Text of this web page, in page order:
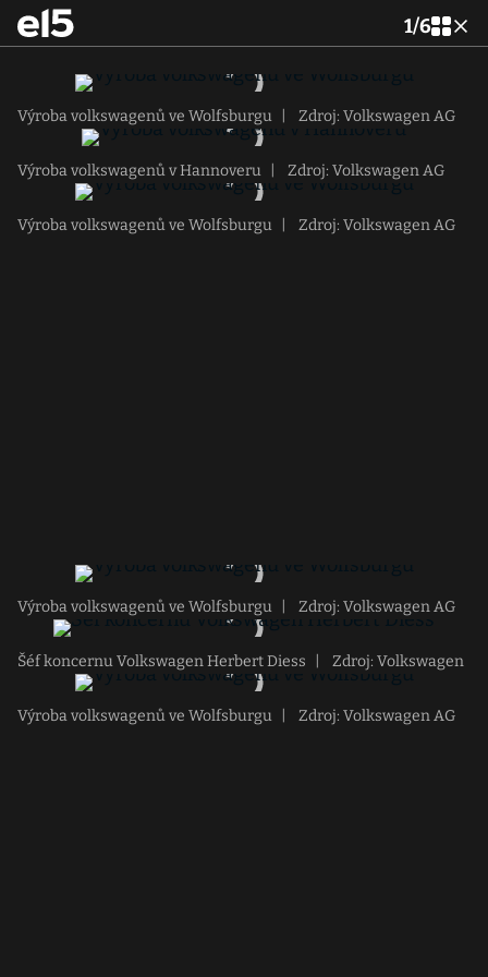
1/6
Výroba volkswagenů ve Wolfsburgu Zdroj: Volkswagen AG
Výroba volkswagenů v Hannoveru Zdroj: Volkswagen AG
Výroba volkswagenů ve Wolfsburgu Zdroj: Volkswagen AG
Výroba volkswagenů ve Wolfsburgu Zdroj: Volkswagen AG
Šéf koncernu Volkswagen Herbert Diess Zdroj: Volkswagen
Výroba volkswagenů ve Wolfsburgu Zdroj: Volkswagen AG